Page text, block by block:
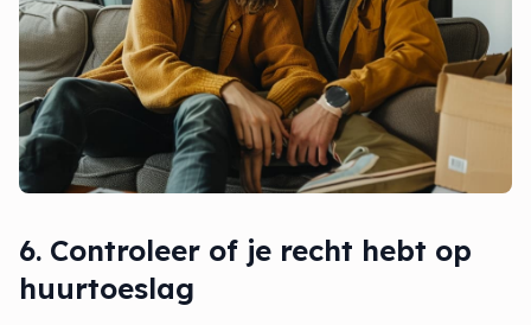
6. Controleer of je recht hebt op
huurtoeslag